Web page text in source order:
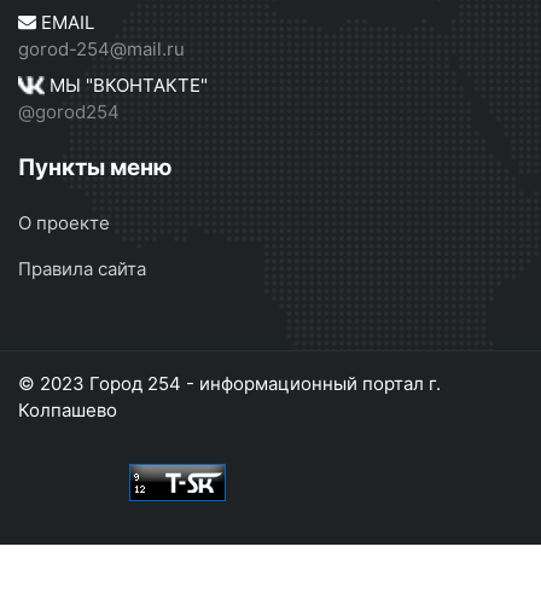
EMAIL
gorod-254@mail.ru
МЫ "ВКОНТАКТЕ"
@gorod254
Пункты меню
О проекте
Правила сайта
© 2023 Город 254 - информационный портал г.
Колпашево